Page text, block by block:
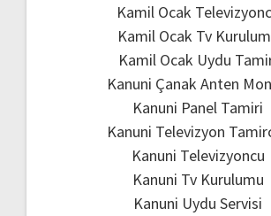
Kamil Ocak
Kamil Ocak Tv
Kamil Ocak Uydu
Kanuni Çanak Anten
Kanuni Panel Tamiri
Kanuni Televizyon
Kanuni Televizyoncu
Kanuni Tv Kurulumu
Kanuni Uydu Servisi